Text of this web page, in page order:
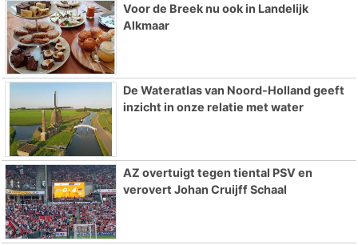
Voor de Breek nu ook in Landelijk
Alkmaar
De Wateratlas van Noord-Holland geeft
inzicht in onze relatie met water
AZ overtuigt tegen tiental PSV en
verovert Johan Cruijff Schaal